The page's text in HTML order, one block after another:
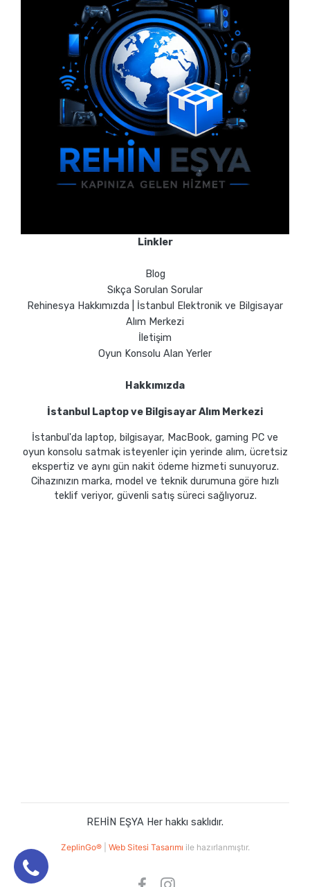
Linkler
Blog
Sıkça Sorulan Sorular
Rehinesya Hakkımızda | İstanbul Elektronik ve Bilgisayar
Alım Merkezi
İletişim
Oyun Konsolu Alan Yerler
Hakkımızda
İstanbul Laptop ve Bilgisayar Alım Merkezi
İstanbul'da laptop, bilgisayar, MacBook, gaming PC ve
oyun konsolu satmak isteyenler için yerinde alım, ücretsiz
ekspertiz ve aynı gün nakit ödeme hizmeti sunuyoruz.
Cihazınızın marka, model ve teknik durumuna göre hızlı
teklif veriyor, güvenli satış süreci sağlıyoruz.
REHİN EŞYA Her hakkı saklıdır.
ZeplinGo® Web Sitesi Tasarımı ile hazırlanmıştır.